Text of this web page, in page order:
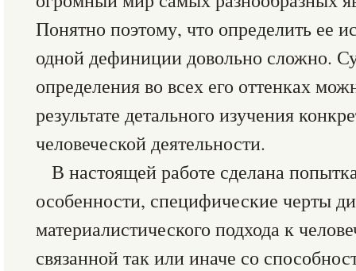
Понятно поэтому, что определить ее
одной дефиниции довольно сложно.
определения во всех его оттенках
результате детального изучения
человеческой деятельности.
В настоящей работе сделана
особенности, специфические черты
материалистического подхода к
связанной так или иначе со